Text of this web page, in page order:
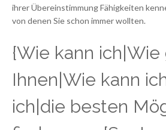
ihrer Übereinstimmung Fähigkeiten
von denen Sie schon immer wollten.
{Wie kann
Ihnen|Wie kann
ich|die besten